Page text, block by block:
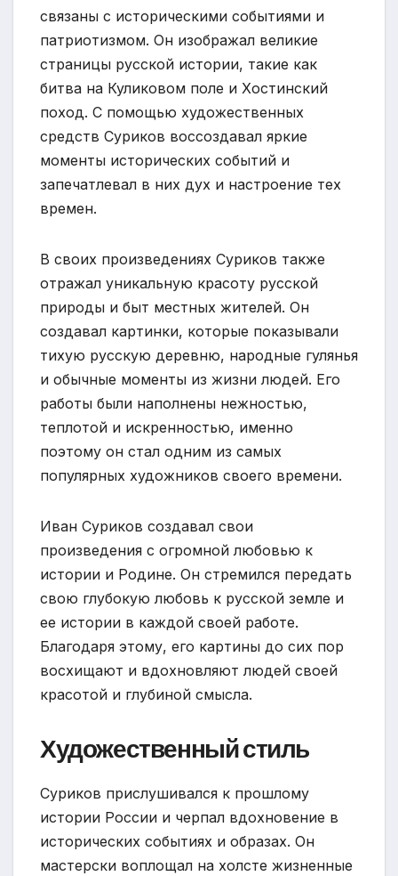
связаны с историческими событиями и
патриотизмом. Он изображал великие
страницы русской истории, такие как
битва на Куликовом поле и Хостинский
поход. С помощью художественных
средств Суриков воссоздавал яркие
моменты исторических событий и
запечатлевал в них дух и настроение тех
времен.
В своих произведениях Суриков также
отражал уникальную красоту русской
природы и быт местных жителей. Он
создавал картинки, которые показывали
тихую русскую деревню, народные гулянья
и обычные моменты из жизни людей. Его
работы были наполнены нежностью,
теплотой и искренностью, именно
поэтому он стал одним из самых
популярных художников своего времени.
Иван Суриков создавал свои
произведения с огромной любовью к
истории и Родине. Он стремился передать
свою глубокую любовь к русской земле и
ее истории в каждой своей работе.
Благодаря этому, его картины до сих пор
восхищают и вдохновляют людей своей
красотой и глубиной смысла.
Художественный стиль
Суриков прислушивался к прошлому
истории России и черпал вдохновение в
исторических событиях и образах. Он
мастерски воплощал на холсте жизненные